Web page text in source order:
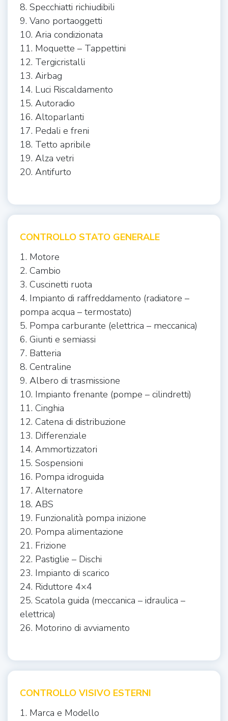
8. Specchiatti richiudibili
9. Vano portaoggetti
10. Aria condizionata
11. Moquette – Tappettini
12. Tergicristalli
13. Airbag
14. Luci Riscaldamento
15. Autoradio
16. Altoparlanti
17. Pedali e freni
18. Tetto apribile
19. Alza vetri
20. Antifurto
CONTROLLO STATO GENERALE
1. Motore
2. Cambio
3. Cuscinetti ruota
4. Impianto di raffreddamento (radiatore –
pompa acqua – termostato)
5. Pompa carburante (elettrica – meccanica)
6. Giunti e semiassi
7. Batteria
8. Centraline
9. Albero di trasmissione
10. Impianto frenante (pompe – cilindretti)
11. Cinghia
12. Catena di distribuzione
13. Differenziale
14. Ammortizzatori
15. Sospensioni
16. Pompa idroguida
17. Alternatore
18. ABS
19. Funzionalità pompa inizione
20. Pompa alimentazione
21. Frizione
22. Pastiglie – Dischi
23. Impianto di scarico
24. Riduttore 4×4
25. Scatola guida (meccanica – idraulica –
elettrica)
26. Motorino di avviamento
CONTROLLO VISIVO ESTERNI
1. Marca e Modello